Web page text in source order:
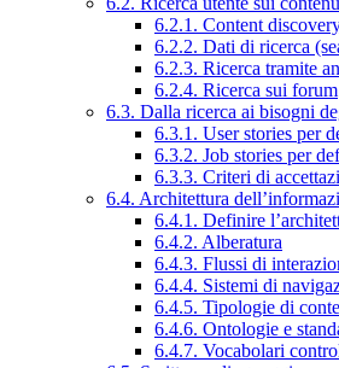
6.2.1. Content
6.2.2. Dati di ricerca
6.2.3. Ricerca tramite
6.2.4. Ricerca sui forum
6.3. Dalla ricerca ai bisogni
6.3.1. User stories per
6.3.2. Job stories per
6.3.3. Criteri di
6.4. Architettura
6.4.1. Definire
6.4.2. Alberatura
6.4.3. Flussi di
6.4.4. Sistemi di
6.4.5. Tipologie di
6.4.6. Ontologie e
6.4.7. Vocabolari